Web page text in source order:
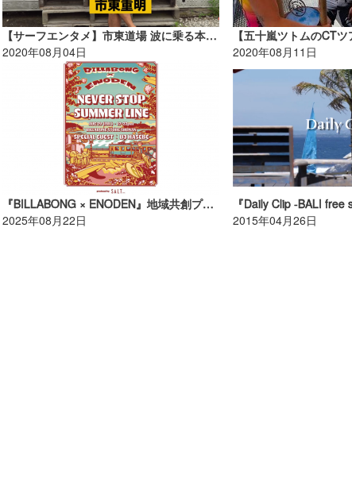
【サーフエンタメ】市東道場 波に乗る本数を増やす為に必ずやる3つの事！
2020年08月04日
2020年08月11日
『BILLABONG × ENODEN』地域共創プロジェクト2025【AD】
2025年08月22日
2015年04月26日